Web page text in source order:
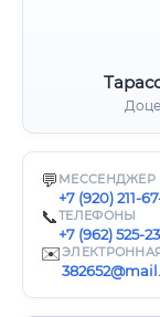
💬 МЕССЕНДЖЕР
+7 (920) 211-
📞ТЕЛЕФОНЫ
+7 (962) 525-
✉️